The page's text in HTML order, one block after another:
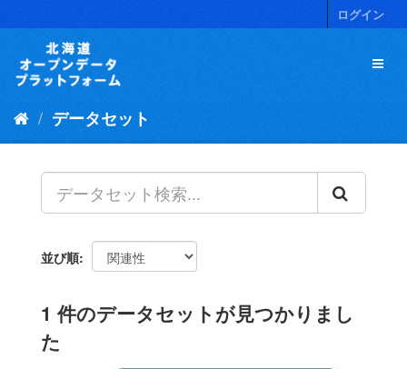
キ
ログイン
データセット
並び順
1 件のデータセットが見つかりまし
た